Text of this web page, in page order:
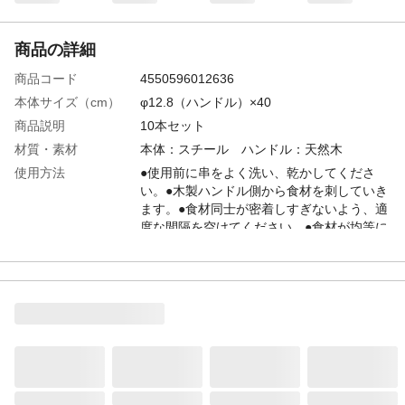
商品の詳細
商品コード
4550596012636
本体サイズ（cm）
φ12.8（ハンドル）×40
商品説明
10本セット
材質・素材
本体：スチール ハンドル：天然木
使用方法
●使用前に串をよく洗い、乾かしてくださ
い。●木製ハンドル側から食材を刺していき
ます。●食材同士が密着しすぎないよう、適
度な間隔を空けてください。●食材が均等に
製ハンドルが焦げないよう注意してくださ
い。